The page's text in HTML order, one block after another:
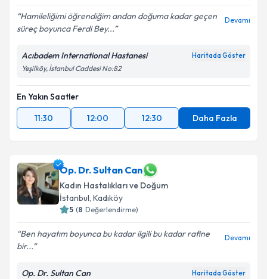
Hamileliğimi öğrendiğim andan doğuma kadar geçen
süreç boyunca Ferdi Bey...
Devamı
Acıbadem International Hastanesi Haritada Göster
Yeşilköy, İstanbul Caddesi No:82
En Yakın Saatler
11:30
12:00 12:30 Daha Fazla
Op. Dr. Sultan Can
Kadın Hastalıkları ve Doğum
İstanbul, Kadıköy
5 (8 Değerlendirme)
Ben hayatım boyunca bu kadar ilgili bu kadar rafine
bir...
Devamı
Op. Dr. Sultan Can Haritada Göster